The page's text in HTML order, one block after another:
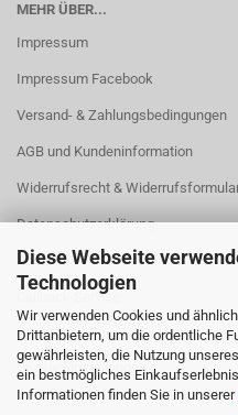
Diese Webseite
Technologien
Wir verwenden Cookies und
Drittanbietern, um die ordentliche
gewährleisten, die Nutzung
ein bestmögliches
Informationen finden Sie in unserer
MEHR ÜBER...
Impressum
Impressum Facebook
Versand- & Zahlungsbedingungen
AGB und Kundeninformation
Widerrufsrecht &
Datenschutzerklärung
Kontakt
Callback Service
Öffnungszeiten
Cookie Einstellungen